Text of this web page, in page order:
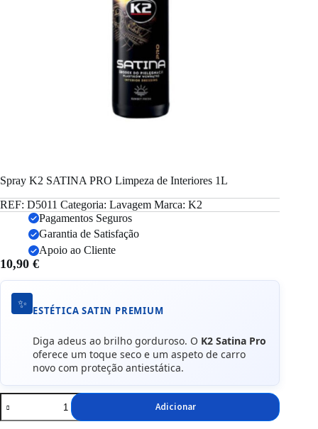
Spray K2 SATINA PRO Limpeza de Interiores 1L
REF: D5011 Categoria: Lavagem Marca: K2
Pagamentos Seguros
Garantia de Satisfação
Apoio ao Cliente
10,90 €
✨ ESTÉTICA SATIN PREMIUM
Diga adeus ao brilho gorduroso. O K2 Satina Pro
oferece um toque seco e um aspeto de carro
novo com proteção antiestática.
Quantidade
de
Spray
Adicionar